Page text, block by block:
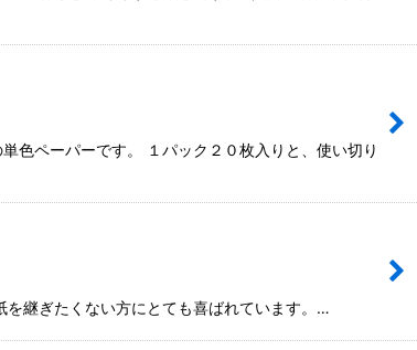
色ペーパーです。 １パック２０枚入りと、使い切り
継ぎたくない方にとても喜ばれています。…